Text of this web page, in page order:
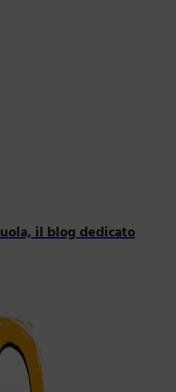
il blog dedicato